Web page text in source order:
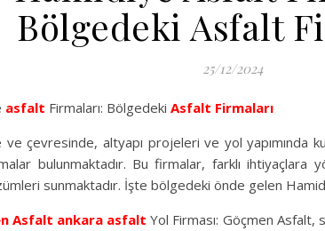
Bölgedeki Asfalt
25/12/2024
asfalt Firmaları: Bölgedeki Asfalt Firmaları
ve çevresinde, altyapı projeleri ve yol yapımında
bulunmaktadır. Bu firmalar, farklı ihtiyaçlara
sunmaktadır. İşte bölgedeki önde gelen
Asfalt ankara asfalt Yol Firması: Göçmen Asfalt,